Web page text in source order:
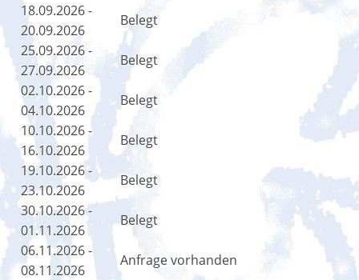
18.09.2026 -
20.09.2026
Belegt
25.09.2026 -
27.09.2026
Belegt
02.10.2026 -
04.10.2026
Belegt
10.10.2026 -
16.10.2026
Belegt
19.10.2026 -
23.10.2026
Belegt
30.10.2026 -
01.11.2026
Belegt
06.11.2026 -
08.11.2026
Anfrage vorhanden